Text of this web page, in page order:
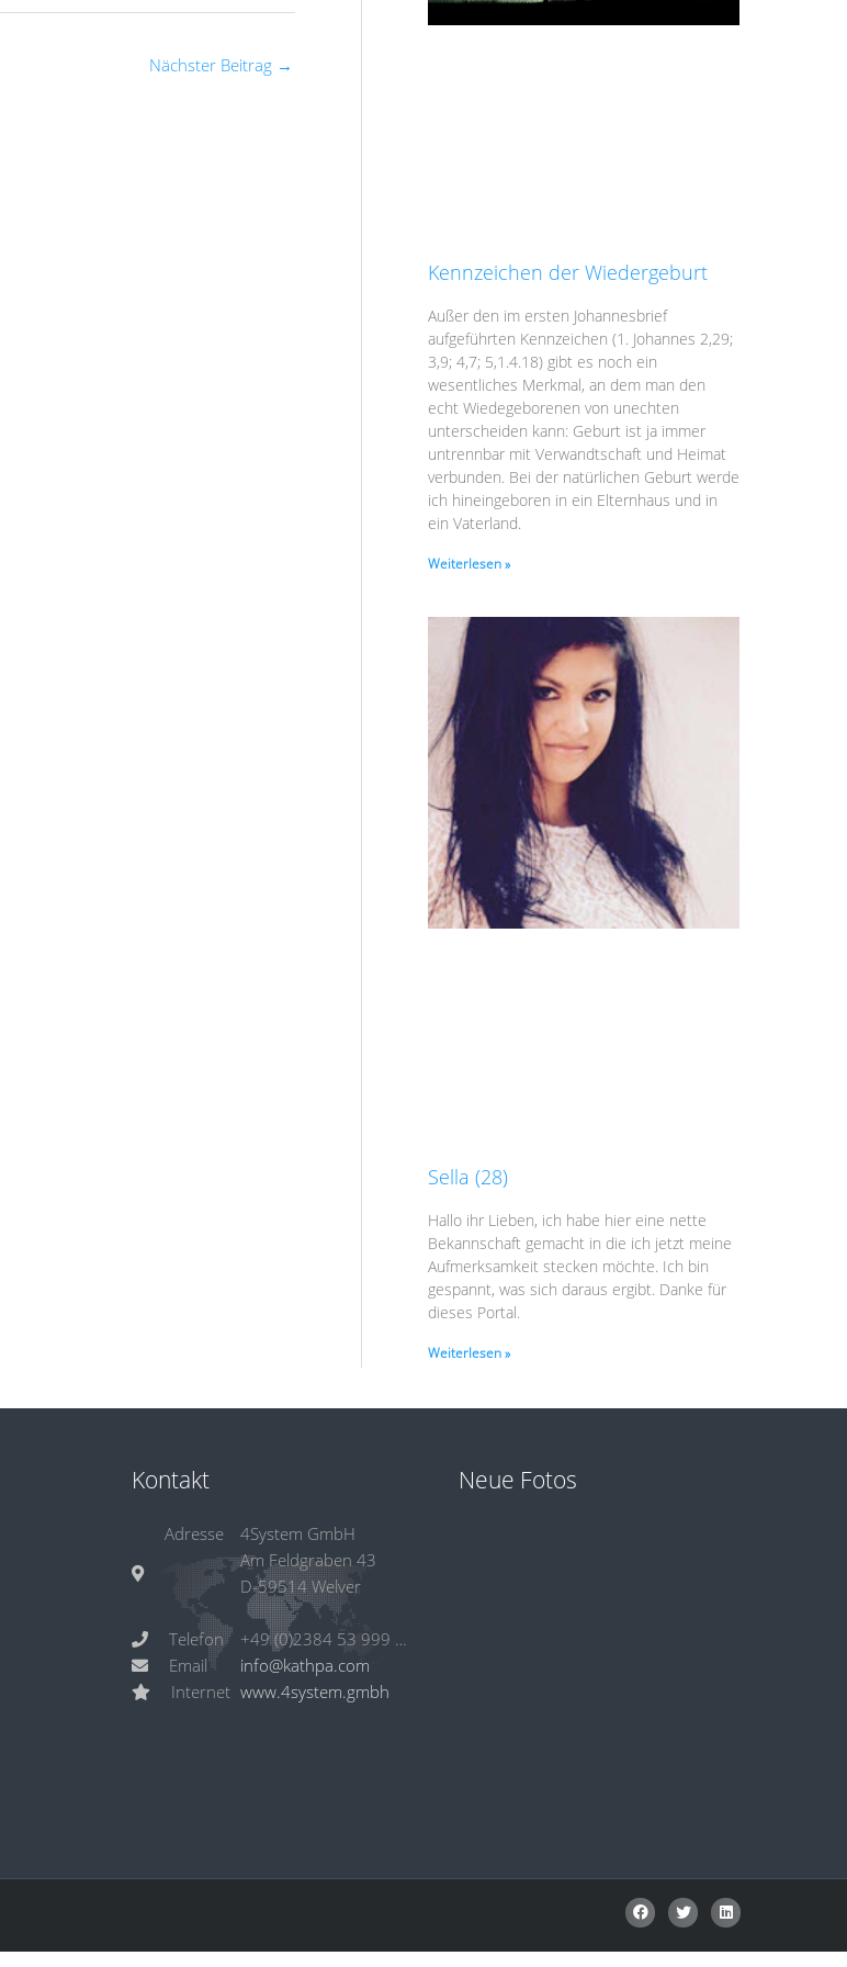
Nächster Beitrag →
Kennzeichen der Wiedergeburt
Außer den im ersten Johannesbrief
aufgeführten Kennzeichen (1. Johannes 2,29;
3,9; 4,7; 5,1.4.18) gibt es noch ein
wesentliches Merkmal, an dem man den
echt Wiedegeborenen von unechten
unterscheiden kann: Geburt ist ja immer
untrennbar mit Verwandtschaft und Heimat
verbunden. Bei der natürlichen Geburt werde
ich hineingeboren in ein Elternhaus und in
ein Vaterland.
Weiterlesen »
Sella (28)
Hallo ihr Lieben, ich habe hier eine nette
Bekannschaft gemacht in die ich jetzt meine
Aufmerksamkeit stecken möchte. Ich bin
gespannt, was sich daraus ergibt. Danke für
dieses Portal.
Weiterlesen »
Kontakt
Adresse
Telefon
Email
Internet
4System GmbH
Am Feldgraben 43
D-59514 Welver
+49 (0)2384 53 999 24
info@kathpa.com
www.4system.gmbh
Neue Fotos